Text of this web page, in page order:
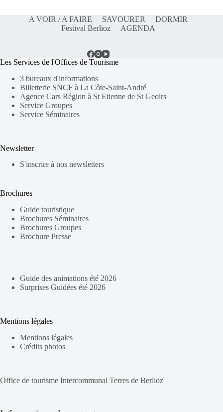
A VOIR / A FAIRE SAVOURER
DORMIR
Festival Berlioz
AGENDA
Les Services de l'Offices de Tourisme
3 bureaux d'informations
Billetterie SNCF à La Côte-Saint-André
Agence Cars Région à St Etienne de St Geoirs
Service Groupes
Service Séminaires
Newsletter
S'inscrire à nos newsletters
Brochures
Guide touristique
Brochures Séminaires
Brochures Groupes
Brochure Presse
Guide des animations été 2026
Surprises Guidées été 2026
Mentions légales
Mentions légales
Crédits photos
Office de tourisme Intercommunal Terres de Berlioz